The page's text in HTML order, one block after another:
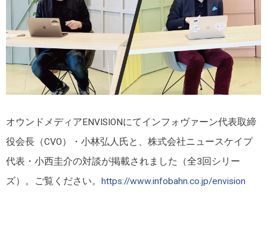
オウンドメディアENVISIONにてインフォヴァーン代表取締
役会長（CVO）・小林弘人氏と、株式会社ニュースケイプ
代表・小西圭介の対談が掲載されました（全3回シリー
ズ）。ご覧ください。 https://www.infobahn.co.jp/envision